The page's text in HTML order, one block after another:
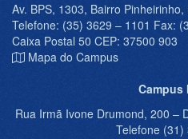
Av. BPS, 1303, Bairro
Telefone: (35) 3629 – 1101 Fax:
Caixa Postal 50 CEP: 37500 903
Mapa do Campus
Campus
Rua Irmã Ivone Drumond, 200 –
Telefone (31)